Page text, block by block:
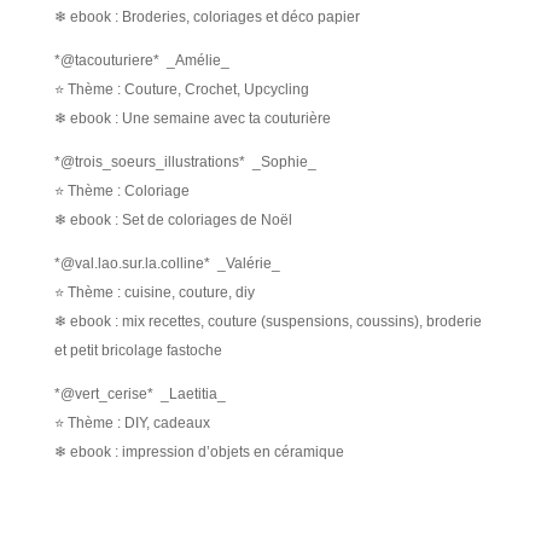
❄ ebook : Broderies, coloriages et déco papier
*@tacouturiere* _Amélie_
⭐ Thème : Couture, Crochet, Upcycling
❄ ebook : Une semaine avec ta couturière
*@trois_soeurs_illustrations* _Sophie_
⭐ Thème : Coloriage
❄ ebook : Set de coloriages de Noël
*@val.lao.sur.la.colline* _Valérie_
⭐ Thème : cuisine, couture, diy
❄ ebook : mix recettes, couture (suspensions, coussins), broderie
et petit bricolage fastoche
*@vert_cerise* _Laetitia_
⭐ Thème : DIY, cadeaux
❄ ebook : impression d’objets en céramique